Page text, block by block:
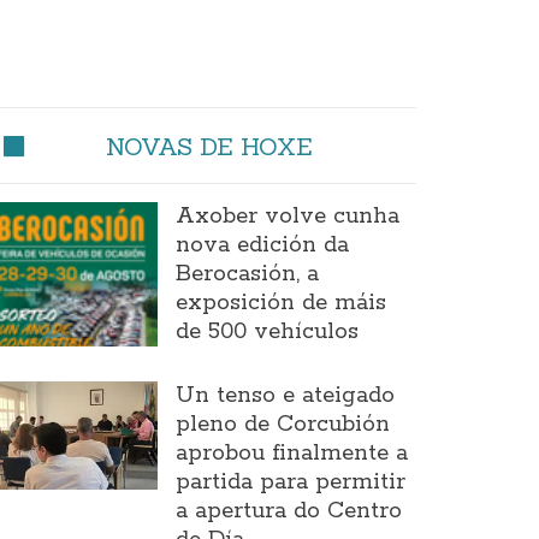
NOVAS DE HOXE
Axober volve cunha
nova edición da
Berocasión, a
exposición de máis
de 500 vehículos
Un tenso e ateigado
pleno de Corcubión
aprobou finalmente a
partida para permitir
a apertura do Centro